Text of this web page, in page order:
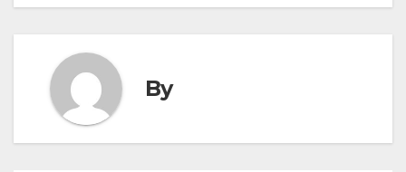
By